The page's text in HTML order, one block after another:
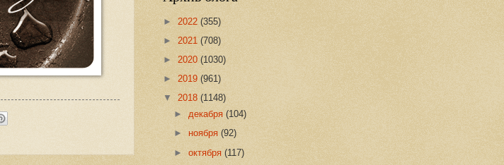
► 2022 (355)
► 2021 (708)
► 2020 (1030)
► 2019 (961)
▼ 2018 (1148)
►декабря(104)
►ноября(92)
►октября(117)